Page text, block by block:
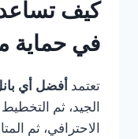
كيف
في حماية
تعتمد أفضل أي
الجيد، ثم التخطيط
الاحترافي، ثم